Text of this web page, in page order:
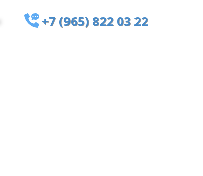
+7 (965) 822 03 22